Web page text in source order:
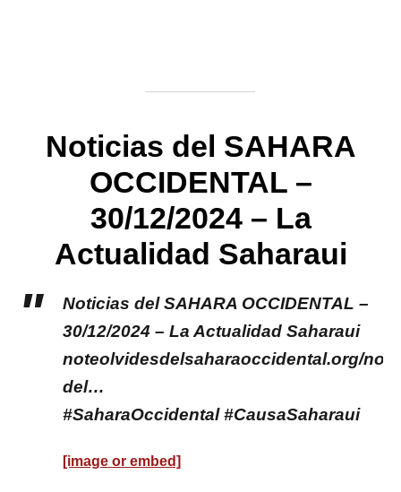
Noticias del SAHARA
OCCIDENTAL –
30/12/2024 – La
Actualidad Saharaui
Noticias del SAHARA OCCIDENTAL –
30/12/2024 – La Actualidad Saharaui
noteolvidesdelsaharaoccidental.org/
del…
#SaharaOccidental #CausaSaharaui
[image or embed]